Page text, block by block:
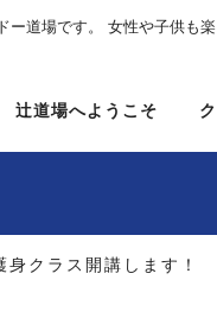
道場です。 女性や子供も楽
辻道場へようこそ
クラス開講します！